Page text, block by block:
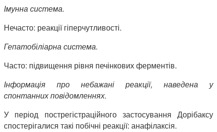
Імунна система.
Нечасто: реакції гіперчутливості.
Гепатобіліарна система.
Часто: підвищення рівня печінкових ферментів.
Інформація про небажані реакції, наведена у
спонтанних повідомленнях.
У період пострегістраційного застосування Дорібаксу
спостерігалися такі побічні реакції: анафілаксія.